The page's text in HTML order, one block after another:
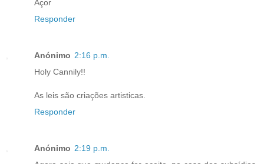
Açor
Responder
Anónimo 2:16 p.m.
Holy Cannily!!
As leis são criações artisticas.
Responder
Anónimo 2:19 p.m.